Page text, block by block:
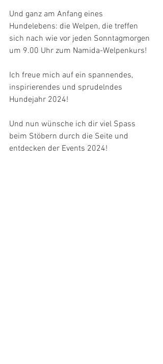
Und ganz am Anfang eines
Hundelebens: die Welpen, die treffen
sich nach wie vor jeden Sonntagmorgen
um 9.00 Uhr zum Namida-Welpenkurs!
Ich freue mich auf ein spannendes,
inspirierendes und sprudelndes
Hundejahr 2024!
Und nun wünsche ich dir viel Spass
beim Stöbern durch die Seite und
entdecken der Events 2024!